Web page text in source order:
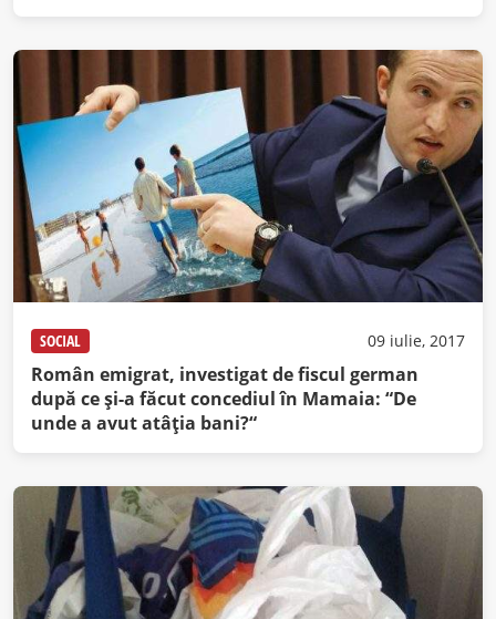
SOCIAL 09 iulie, 2017
Român emigrat, investigat de fiscul german
după ce şi-a făcut concediul în Mamaia: “De
unde a avut atâția bani?“